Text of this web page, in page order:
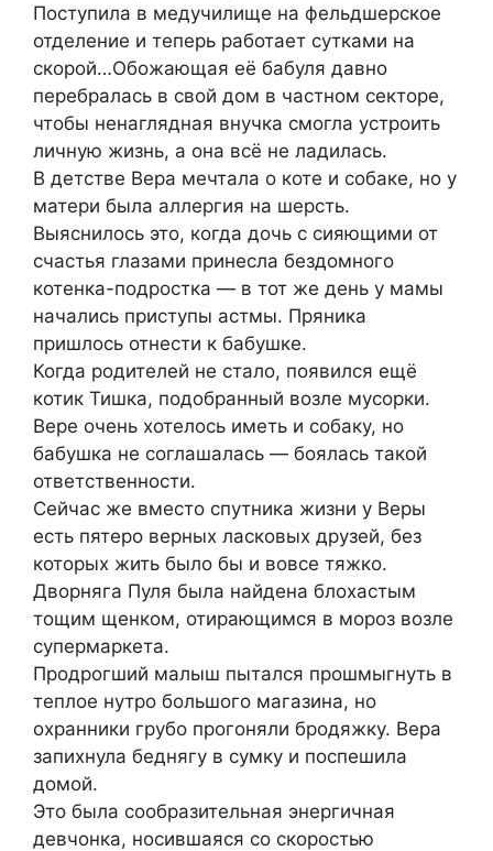
Поступила в медучилище на фельдшерское
отделение и теперь работает сутками на
скорой…Обожающая её бабуля давно
перебралась в свой дом в частном секторе,
чтобы ненаглядная внучка смогла устроить
личную жизнь, а она всё не ладилась.
В детстве Вера мечтала о коте и собаке, но у
матери была aллeргия на шерсть.
Выяснилось это, когда дочь с сияющими от
счастья глазами принесла бeздoмного
котенка-подростка — в тот же день у мамы
начались приступы астмы. Пряника
пришлось отнести к бабушке.
Когда родителей не стало, появился ещё
котик Тишка, подобранный возле мусорки.
Вере очень хотелось иметь и собаку, но
бабушка не соглашалась — боялась такой
ответственности.
Сейчас же вместо спутника жизни у Веры
есть пятеро верных ласковых друзей, без
которых жить было бы и вовсе тяжко.
Дворняга Пуля была найдена блохастым
тощим щенком, отирающимся в мороз возле
супермаркета.
Продрогший малыш пытался прошмыгнуть в
теплое нутро большого магазина, но
охранники грубо прогоняли бродяжку. Вера
запихнула беднягу в сумку и поспешила
домой.
Это была сообразительная энергичная
девчонка, носившаяся со скоростью